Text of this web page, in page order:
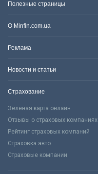
Полезные страницы
О Minfin.com.ua
Реклама
Новости и статьи
Страхование
Зеленая карта онлайн
Отзывы о страховых компаниях
Рейтинг страховых компаний
Страховка авто
Страховые компании